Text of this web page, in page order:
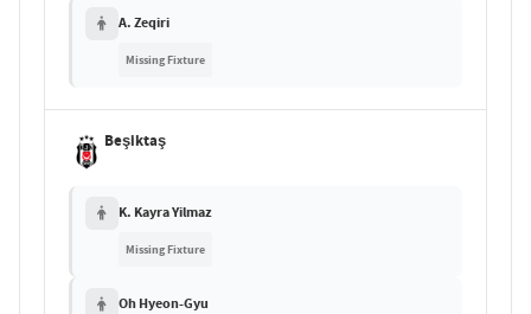
A. Zeqiri
Missing Fixture
Beşiktaş
K. Kayra Yilmaz
Missing Fixture
Oh Hyeon-Gyu